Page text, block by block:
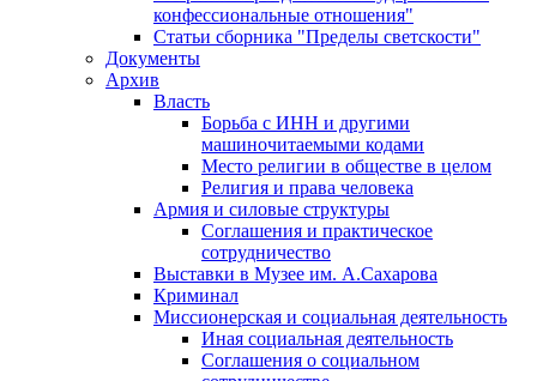
конфессиональные отношения"
Статьи сборника "Пределы светскости"
Документы
Архив
Власть
Борьба с ИНН и другими
машиночитаемыми кодами
Место религии в обществе в целом
Религия и права человека
Армия и силовые структуры
Соглашения и практическое
сотрудничество
Выставки в Музее им. А.Сахарова
Криминал
Миссионерская и социальная деятельность
Иная социальная деятельность
Соглашения о социальном